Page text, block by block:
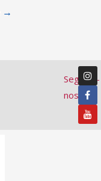
→
Segueix-
nos: